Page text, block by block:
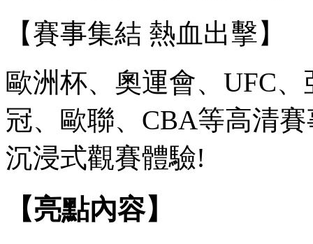
【賽事集結 熱血出擊】
歐洲杯、奧運會、UFC
冠、歐聯、CBA等高清
沉浸式觀賽體驗!
【亮點內容】